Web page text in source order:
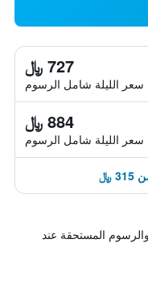
727 ﷼
سعر الليلة شامل الرسوم
884 ﷼
سعر الليلة شامل الرسوم
المستحقة عند